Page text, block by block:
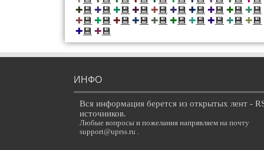
✚💾 ✚💾 ✚💾 ✚💾 ✚💾 ✚💾 ✚💾 ✚💾 ✚💾 ✚💾
✚💾 ✚💾 ✚💾 ✚💾 ✚💾 ✚💾 ✚💾 ✚💾 ✚💾 ✚💾
✚💾 ✚💾
ИНФО
Вся информация берется из открытых лент -
источников.
Любые вопросы и пожелания напрявляем на почту
support@uprss.ru .